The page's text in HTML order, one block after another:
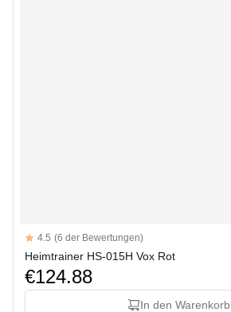
Reviews
4.5 out of 5 stars
4.5 (6 der Bewertungen)
Heimtrainer HS-015H Vox Rot
€124.88
In den Warenkorb